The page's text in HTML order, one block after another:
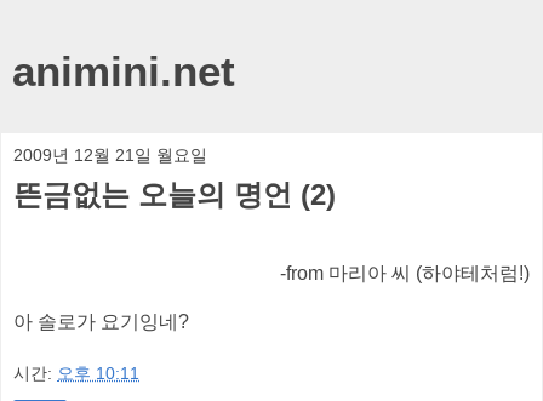
animini.net
2009년 12월 21일 월요일
뜬금없는 오늘의 명언 (2)
-from 마리아 씨 (하야테처럼!)
아 솔로가 요기잉네?
시간: 오후 10:11